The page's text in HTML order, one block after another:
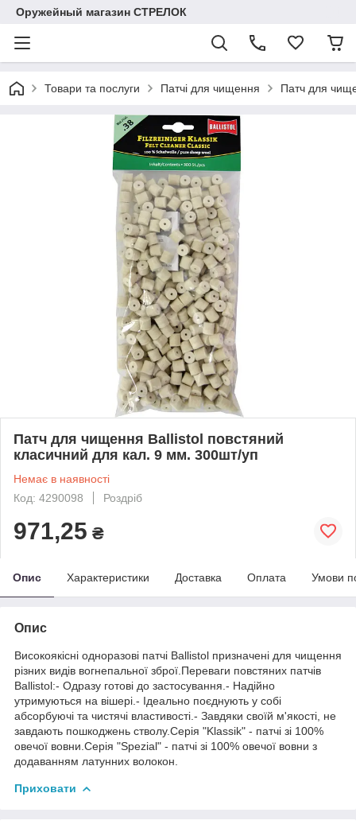
Оружейный магазин СТРЕЛОК
Товари та послуги Патчі для чищення Патч для
Патч для чищення Ballistol повстяний
класичний для кал. 9 мм. 300шт/уп
Немає в наявності
Код: 4290098
Роздріб
971,25 ₴
Опис Характеристики Доставка Оплата Умови
Опис
Високоякісні одноразові патчі Ballistol призначені для чищення
різних видів вогнепальної зброї.Переваги повстяних патчів
Ballistol:- Одразу готові до застосування.- Надійно
утримуються на вішері.- Ідеально поєднують у собі
абсорбуючі та чистячі властивості.- Завдяки своїй м'якості, не
завдають пошкоджень стволу.Серія "Klassik" - патчі зі 100%
овечої вовни.Серія "Spezial" - патчі зі 100% овечої вовни з
додаванням латунних волокон.
Приховати